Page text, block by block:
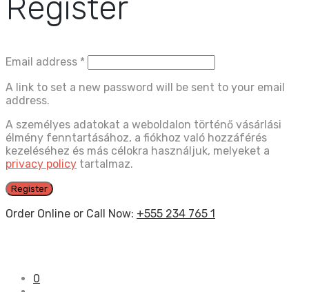
Register
Email address *
A link to set a new password will be sent to your email
address.
A személyes adatokat a weboldalon történő vásárlási
élmény fenntartásához, a fiókhoz való hozzáférés
kezeléséhez és más célokra használjuk, melyeket a
privacy policy tartalmaz.
Register
Order Online or Call Now: +555 234 765 1
0